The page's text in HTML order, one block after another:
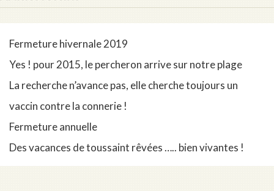
Fermeture hivernale 2019
Yes ! pour 2015, le percheron arrive sur notre plage
La recherche n’avance pas, elle cherche toujours un
vaccin contre la connerie !
Fermeture annuelle
Des vacances de toussaint rêvées ….. bien vivantes !